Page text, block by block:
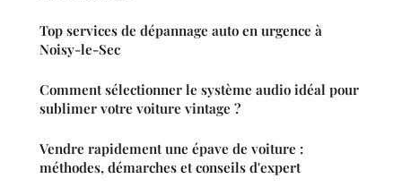
Top services de dépannage auto en urgence à
Noisy-le-Sec
Comment sélectionner le système audio idéal pour
sublimer votre voiture vintage ?
Vendre rapidement une épave de voiture :
méthodes, démarches et conseils d'expert